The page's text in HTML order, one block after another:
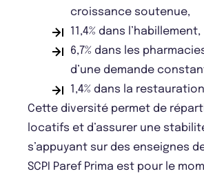
croissance soutenue,
11,4% dans l’habillement,
6,7% dans les
d’une demande
1,4% dans la
Cette diversité permet de
locatifs et d’assurer une
s’appuyant sur des enseignes
SCPI Paref Prima est pour le